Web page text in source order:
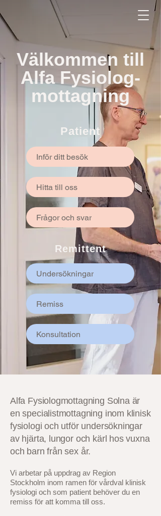
Välkommen till
Alfa Fysiolog-
mottagning
Patient
Inför ditt besök
Hitta till oss
Frågor och svar
Remittent
Undersökningar
Remiss
Konsultation
Alfa Fysiologmottagning Solna är
en specialistmottagning inom klinisk
fysiologi och utför undersökningar
av hjärta, lungor och kärl hos vuxna
och barn från sex år.
Vi arbetar på uppdrag av Region
Stockholm inom ramen för vårdval klinisk
fysiologi och som patient behöver du en
remiss för att komma till oss.